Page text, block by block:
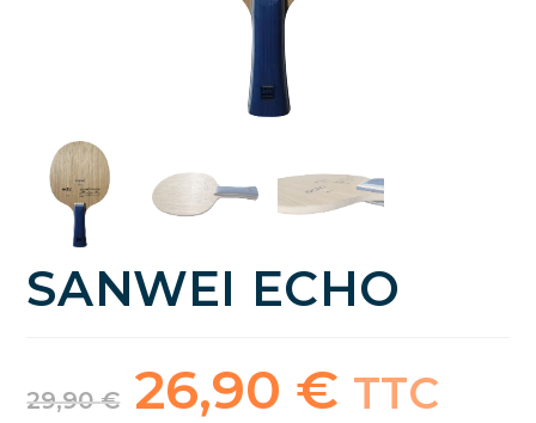
SANWEI ECHO
29,90€
Le
prix
initial
26,90 € prix
TTC